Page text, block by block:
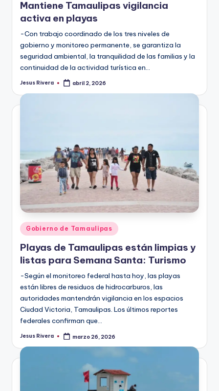
Mantiene Tamaulipas vigilancia
activa en playas
-Con trabajo coordinado de los tres niveles de
gobierno y monitoreo permanente, se garantiza la
seguridad ambiental, la tranquilidad de las familias y la
continuidad de la actividad turística en…
Publicado
Jesus Rivera abril 2, 2026
Publicado
en
Gobierno de Tamaulipas
Playas de Tamaulipas están limpias y
listas para Semana Santa: Turismo
-Según el monitoreo federal hasta hoy, las playas
están libres de residuos de hidrocarburos, las
autoridades mantendrán vigilancia en los espacios
Ciudad Victoria, Tamaulipas. Los últimos reportes
federales confirman que…
Publicado
Jesus Rivera marzo 26, 2026